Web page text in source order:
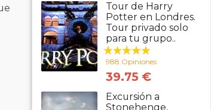
Tour de Harry
Potter en Londres.
Tour privado solo
para tu grupo..
988 Opiniones
39.75 €
Excursión a
Stonehenge,